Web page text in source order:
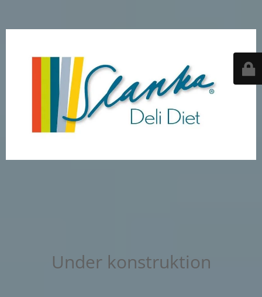
Under konstruktion